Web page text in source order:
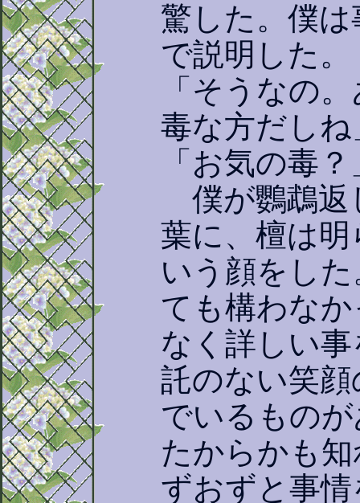
驚した。僕
で説明した。
「そうなの
毒な方だしね
「お気の毒？
僕が鸚鵡返
葉に、檀は
いう顔をし
ても構わな
なく詳しい
託のない笑
でいるもの
たからかも
ずおずと事